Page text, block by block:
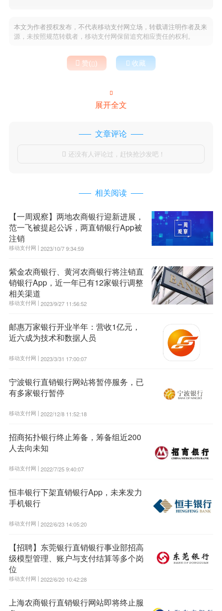
本文为作者授权发布，不代表移动支付网立场，转载请注明作者及来
源，未按照规范转载者，移动支付网保留追究相应责任的权利。
 赞()  收藏

展开全文
文章评论
 还没有人评论过，赶快抢沙发吧！
相关阅读
【一周观察】两地农商银行迎新进展，
范一飞被提起公诉，两直销银行App被
注销
移动支付网 | 2023/10/7 9:34:59
紫金农商银行、黄河农商银行将注销直
销银行App，近一年已有12家银行调整
相关渠道
移动支付网 | 2023/9/27 11:56:52
邮惠万家银行开业半年：营收1亿元，
近六成为技术和数据人员
移动支付网 | 2023/3/31 17:00:07
宁波银行直销银行网站将暂停服务，已
有多家银行暂停
移动支付网 | 2022/12/8 11:52:18
招商拓扑银行终止筹备，筹备组近200
人去向未知
移动支付网 | 2022/7/25 9:40:07
恒丰银行下架直销银行App，未来发力
手机银行
移动支付网 | 2022/6/23 14:05:20
【招聘】东莞银行直销银行事业部招高
级模型管理、账户与支付结算等多个岗
位
移动支付网 | 2022/6/20 10:42:28
上海农商银行直销银行网站即将终止服